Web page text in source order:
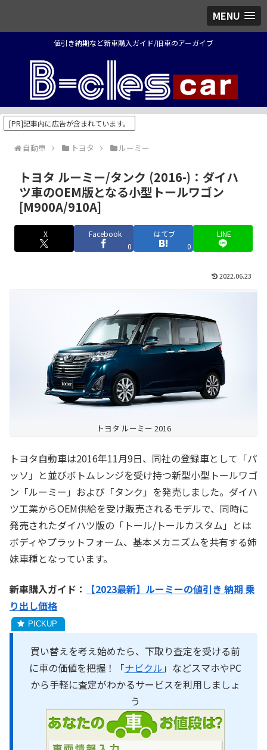
MENU
値引き納期など新車購入ガイド/旧車のアーガイブ
[PR]記事内に広告が含まれています。
自動車 トヨタ ルーミー
トヨタ ルーミー/タンク (2016-)：ダイハ
ツ車のOEM版となる小型トールワゴン
[M900A/910A]
X
Facebook
0
はてブ
0
LINE
2022.06.23
トヨタ ルーミー 2016
トヨタ自動車は2016年11月9日、同社の登録車として「パ
ッソ」と並びボトムレンジを受け持つ新型小型トールワゴ
ン「ルーミー」および「タンク」を発売しました。ダイハ
ツ工業からOEM供給を受け販売されるモデルで、同時に
発売されたダイハツ版の「トール/トールカスタム」とは
ボディやプラットフォーム、基本メカニズムを共有する姉
妹車種となっています。
新車購入ガイド：
【2023最新】ルーミーの値引き 納期 乗
り出し価格
買い替えを考え始めたら、下取り査定を受ける前
に車の価値を把握！「ナビクル 」などスマホやPC
から手軽に査定がわかるサービスを利用しましょ
う